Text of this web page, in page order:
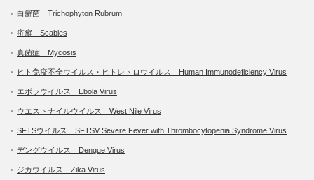
白癬菌 Trichophyton Rubrum
疥癬 Scabies
真菌症 Mycosis
ヒト免疫不全ウイルス・ヒトレトロウイルス Human Immunodeficiency Virus
エボラウイルス Ebola Virus
ウエストナイルウイルス West Nile Virus
SFTSウイルス SFTSV Severe Fever with Thrombocytopenia Syndrome Virus
デングウイルス Dengue Virus
ジカウイルス Zika Virus